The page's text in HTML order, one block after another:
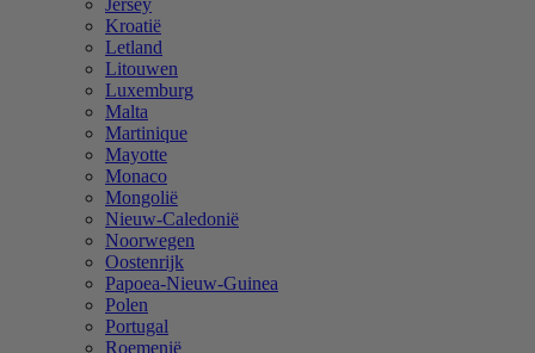
Jersey
Kroatië
Letland
Litouwen
Luxemburg
Malta
Martinique
Mayotte
Monaco
Mongolië
Nieuw-Caledonië
Noorwegen
Oostenrijk
Papoea-Nieuw-Guinea
Polen
Portugal
Roemenië